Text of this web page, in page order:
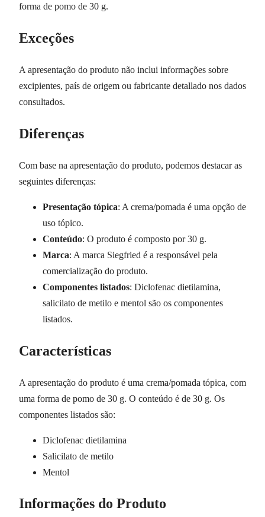
forma de pomo de 30 g.
Exceções
A apresentação do produto não inclui informações sobre
excipientes, país de origem ou fabricante detallado nos dados
consultados.
Diferenças
Com base na apresentação do produto, podemos destacar as
seguintes diferenças:
Presentação tópica: A crema/pomada é uma opção de
uso tópico.
Conteúdo: O produto é composto por 30 g.
Marca: A marca Siegfried é a responsável pela
comercialização do produto.
Componentes listados: Diclofenac dietilamina,
salicilato de metilo e mentol são os componentes
listados.
Características
A apresentação do produto é uma crema/pomada tópica, com
uma forma de pomo de 30 g. O conteúdo é de 30 g. Os
componentes listados são:
Diclofenac dietilamina
Salicilato de metilo
Mentol
Informações do Produto